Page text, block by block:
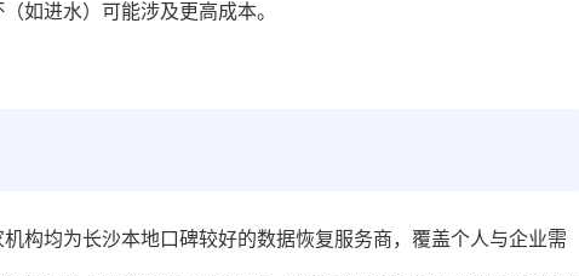
如进水）可能涉及更高成本。
构均为长沙本地口碑较好的数据恢复服务商，覆盖个人与企业需